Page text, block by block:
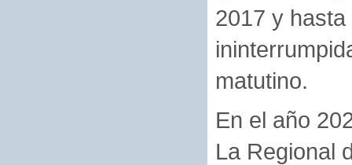
2017 y
matutino.
En el año
La Regional